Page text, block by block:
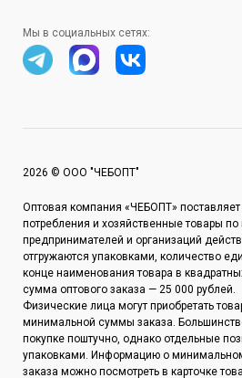
Мы в социальных сетях:
2026 © ООО "ЧЕБОПТ"
Оптовая компания «ЧЕБОПТ»
потребления и хозяйственные товары
предпринимателей и организаций
отгружаются упаковками, количество
конце наименования товара в
сумма оптового заказа — 25 000 рублей.
Физические лица могут приобретать
минимальной суммы заказа.
покупке поштучно, однако отдельные
упаковками. Информацию о
заказа можно посмотреть в карточке